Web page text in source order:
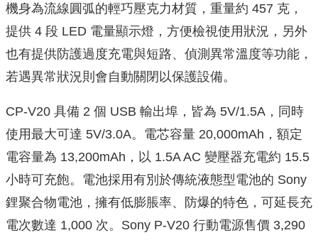
機身為流線圓弧的輕巧壓克力材質，重量約 457 克，
提供 4 段 LED 電量顯示燈，方便檢視使用狀況，另外
也有提供防護過度充電與短路、偵測異常溫度等功能，
若遇異常狀況則會自動關閉以保護設備。
CP-V20 具備 2 個 USB 輸出埠，皆為 5V/1.5A，同時
使用最大可達 5V/3.0A。電芯容量 20,000mAh，額定
電容量為 13,200mAh，以 1.5A AC 變壓器充電約 15.5
小時可充飽。電池採用有別於傳統液態型電池的 Sony
鋰聚合物電池，擁有低膨脹率、防爆的特色，可延長充
電次數達 1,000 次。Sony P-V20 行動電源售價 3,290